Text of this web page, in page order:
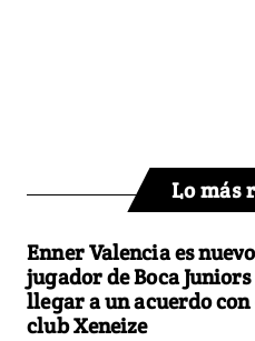
Lo más
Enner Valencia es nuevo
jugador de Boca
llegar a un acuerdo con
club Xeneize